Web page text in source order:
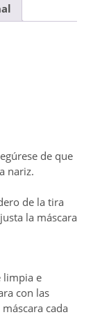
de que
nariz.
de la tira
la máscara
limpia e
con las
cada